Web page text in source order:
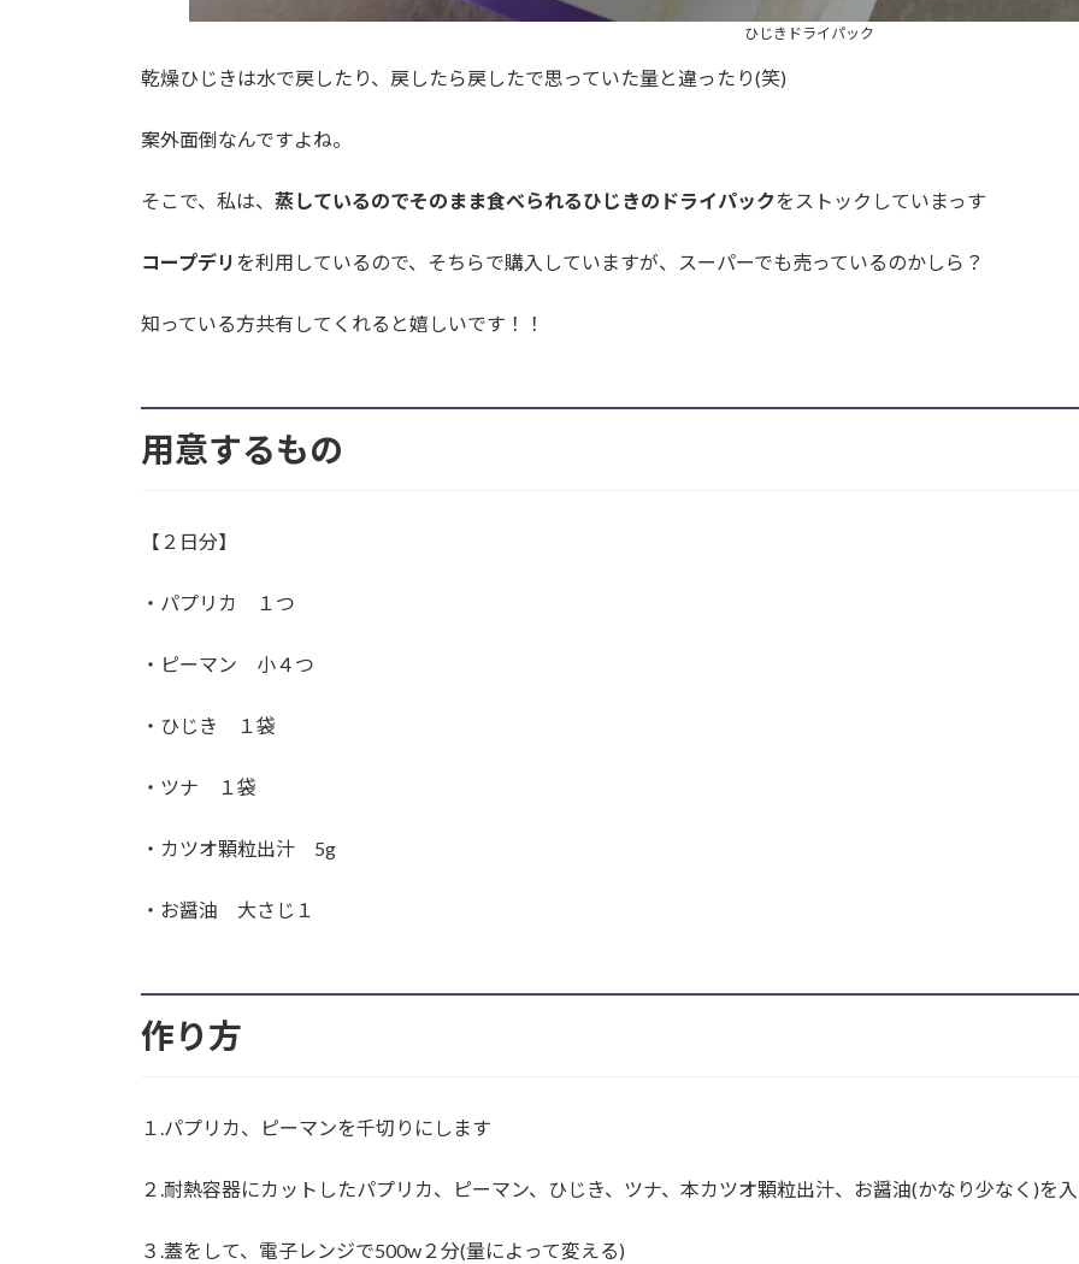
ひじきドライパック
乾燥ひじきは水で戻したり、戻したら戻したで思っていた量と違ったり(笑)
案外面倒なんですよね。
そこで、私は、 蒸しているのでそのまま食べられるひじきのドライパックをストックしていまっす
コープデリ を利用しているので、そちらで購入していますが、スーパーでも売っているのかしら？
知っている方共有してくれると嬉しいです！！
用意するもの
【２日分】
・パプリカ １つ
・ピーマン 小４つ
・ひじき １袋
・ツナ １袋
・カツオ顆粒出汁 5g
・お醤油 大さじ１
作り方
１.パプリカ、ピーマンを千切りにします
２.耐熱容器にカットしたパプリカ、ピーマン、ひじき、ツナ、本カツオ顆粒出汁、お醤油(かなり少なく)を
３.蓋をして、電子レンジで500w２分(量によって変える)